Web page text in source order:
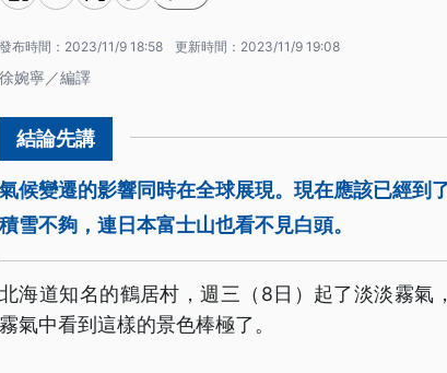
發布時間： 2023/11/9 18:58 更新時間： 2023/11/9 19:08
徐婉寧／編譯
氣候變遷的影響同時在全球展現。現在應該已經到
積雪不夠，連日本富士山也看不見白頭。
北海道知名的鶴居村，週三（8日）起了淡淡霧氣
霧氣中看到這樣的景色棒極了。